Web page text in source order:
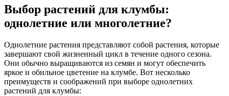
Выбор растений для клумбы:
однолетние или многолетние?
Однолетние растения представляют собой растения, которые
завершают свой жизненный цикл в течение одного сезона.
Они обычно выращиваются из семян и могут обеспечить
яркое и обильное цветение на клумбе. Вот несколько
преимуществ и соображений при выборе однолетних
растений для клумбы: